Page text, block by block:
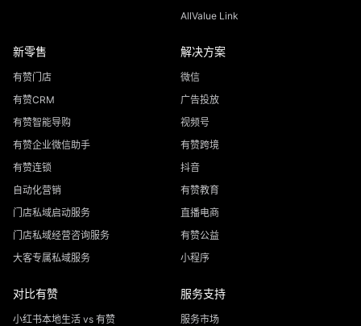
AllValue Link
新零售
有赞门店
有赞CRM
有赞智能导购
有赞企业微信助手
有赞连锁
自动化营销
门店私域启动服务
门店私域经营咨询服务
大客专属私域服务
解决方案
微信
广告投放
视频号
有赞跨境
抖音
有赞教育
直播电商
有赞公益
小程序
对比有赞
小红书本地生活 vs 有赞
服务支持
服务市场